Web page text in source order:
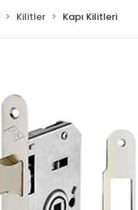
Kilitler Kapı Kilitleri